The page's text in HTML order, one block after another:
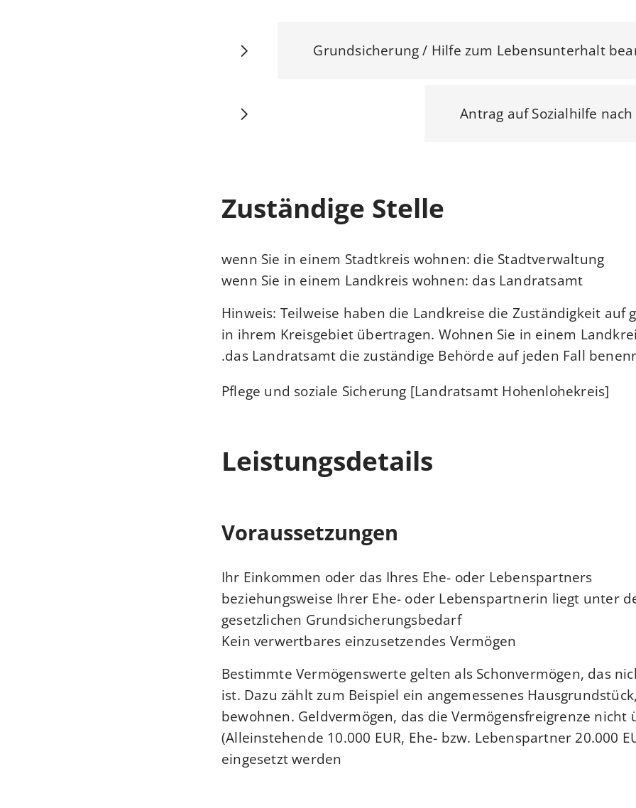
Grundsicherung / Hilfe zum Lebensunterhalt
Antrag auf Sozialhilfe nach
Zuständige Stelle
wenn Sie in einem Stadtkreis wohnen: die Stadtverwaltung
wenn Sie in einem Landkreis wohnen: das Landratsamt
Hinweis: Teilweise haben die Landkreise die Zuständigkeit auf
in ihrem Kreisgebiet übertragen. Wohnen Sie in einem
das Landratsamt die zuständige Behörde auf jeden Fall
Pflege und soziale Sicherung [Landratsamt Hohenlohekreis]
Leistungsdetails
Voraussetzungen
Ihr Einkommen oder das Ihres Ehe- oder Lebenspartners
beziehungsweise Ihrer Ehe- oder Lebenspartnerin liegt unter
gesetzlichen Grundsicherungsbedarf
Kein verwertbares einzusetzendes Vermögen
Bestimmte Vermögenswerte gelten als Schonvermögen, das
ist. Dazu zählt zum Beispiel ein angemessenes Hausgrundstück
bewohnen. Geldvermögen, das die Vermögensfreigrenze nicht
(Alleinstehende 10.000 EUR, Ehe- bzw. Lebenspartner 20.000
eingesetzt werden